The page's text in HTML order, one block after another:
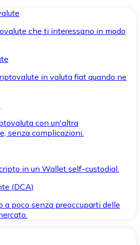
che ti interessano in modo
in valuta fiat quando ne
con un'altra
senza complicazioni.
in un Wallet self-custodial.
(DCA)
a poco senza preoccuparti delle